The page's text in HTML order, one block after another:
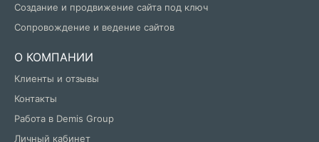
Создание и продвижение сайта под ключ
Сопровождение и ведение сайтов
О КОМПАНИИ
Клиенты и отзывы
Контакты
Работа в Demis Group
Личный кабинет